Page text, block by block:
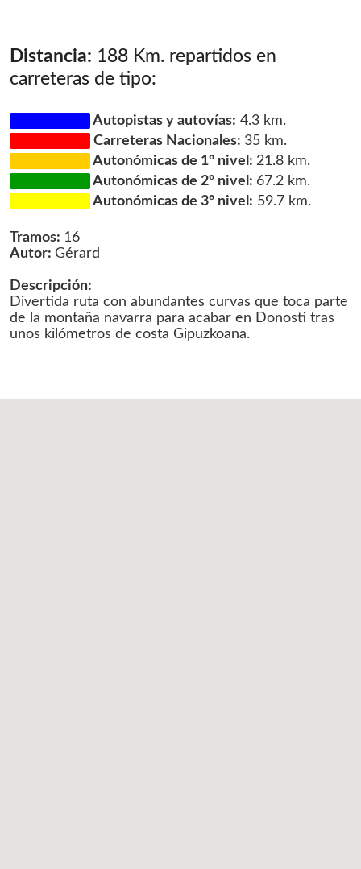
Distancia: 188 Km. repartidos en
carreteras de tipo:
Autopistas y autovías: 4.3 km.
Carreteras Nacionales: 35 km.
Autonómicas de 1º nivel: 21.8 km.
Autonómicas de 2º nivel: 67.2 km.
Autonómicas de 3º nivel: 59.7 km.
Tramos: 16
Autor: Gérard
Descripción:
Divertida ruta con abundantes curvas que toca parte
de la montaña navarra para acabar en Donosti tras
unos kilómetros de costa Gipuzkoana.